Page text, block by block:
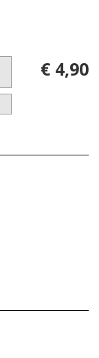
€ 4,90